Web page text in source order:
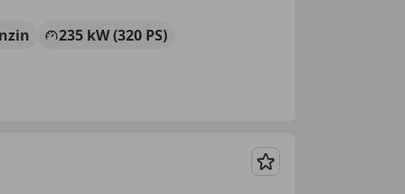
235 kW (320 PS)
Merken